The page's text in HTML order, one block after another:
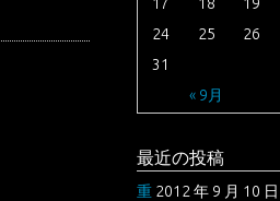
« 9月
24
25 26
31
最近の投稿
重 2012 年 9 月 10 日